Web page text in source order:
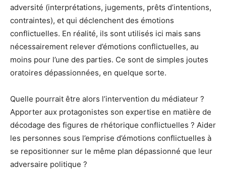
adversité (interprétations, jugements, prêts d’intentions,
contraintes), et qui déclenchent des émotions
conflictuelles. En réalité, ils sont utilisés ici mais sans
nécessairement relever d’émotions conflictuelles, au
moins pour l’une des parties. Ce sont de simples joutes
oratoires dépassionnées, en quelque sorte.
Quelle pourrait être alors l’intervention du médiateur ?
Apporter aux protagonistes son expertise en matière de
décodage des figures de rhétorique conflictuelles ? Aider
les personnes sous l’emprise d’émotions conflictuelles à
se repositionner sur le même plan dépassionné que leur
adversaire politique ?